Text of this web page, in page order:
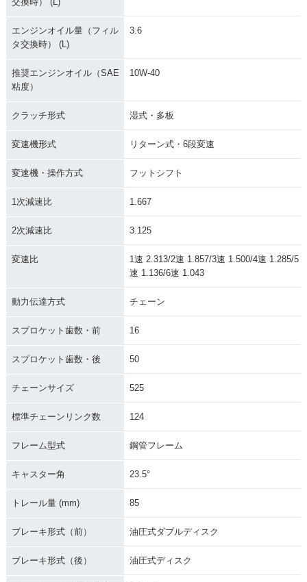
エンジンオイル量（フィル
タ交換時） (L)
3.6
推奨エンジンオイル（SAE
粘度）
10W-40
クラッチ形式 湿式・多板
変速機形式 リターン式・6段変速
変速機・操作方式 フットシフト
1次減速比 1.667
2次減速比 3.125
変速比
1速 2.313/2速 1.857/3速 1.500/4速 1.285/5
速 1.136/6速 1.043
動力伝達方式 チェーン
スプロケット歯数・前 16
スプロケット歯数・後 50
チェーンサイズ 525
標準チェーンリンク数 124
フレーム型式 鋼管フレーム
キャスター角 23.5°
トレール量 (mm) 85
ブレーキ形式（前） 油圧式ダブルディスク
ブレーキ形式（後） 油圧式ディスク